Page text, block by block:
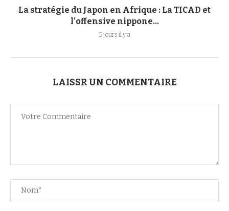
La stratégie du Japon en Afrique : La TICAD et
l’offensive nippone...
5 jours il y a
LAISSR UN COMMENTAIRE